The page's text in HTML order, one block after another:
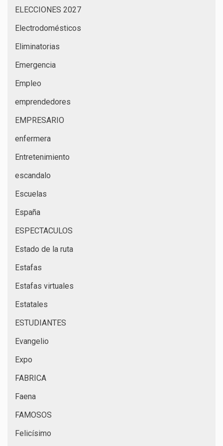
ELECCIONES 2027
Electrodomésticos
Eliminatorias
Emergencia
Empleo
emprendedores
EMPRESARIO
enfermera
Entretenimiento
escandalo
Escuelas
España
ESPECTACULOS
Estado de la ruta
Estafas
Estafas virtuales
Estatales
ESTUDIANTES
Evangelio
Expo
FABRICA
Faena
FAMOSOS
Felicísimo